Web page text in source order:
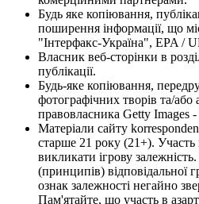
Будь яке копіювання,
поширення інформації, що
"Інтерфакс-Україна", EPA /
Власник веб-сторінки в
публікації.
Будь-яке копіювання,
фотографічних творів та/або
правовласника Getty Images -
Матеріали сайту
старше 21 року (21+). Участь
викликати ігрову
(принципів)
ознак залежності негайно
Пам'ятайте, що участь в